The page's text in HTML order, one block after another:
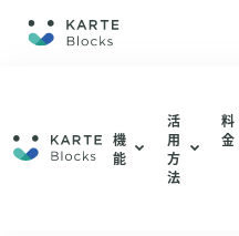
機能
機
能
編集・配信
活
用
方
法
ABテ
料
金